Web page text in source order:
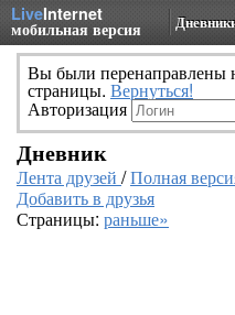
LiveInternet
мобильная версия
Вы были перенаправлены
страницы. Вернуться!
Авторизация
Дневник
Лента друзей /Полная
Добавить в друзья
Страницы: раньше»